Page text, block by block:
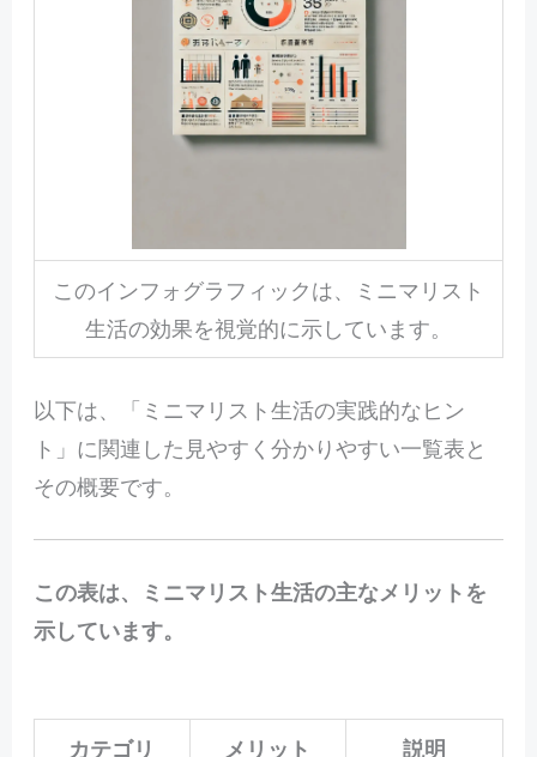
このインフォグラフィックは、ミニマリスト
生活の効果を視覚的に示しています。
以下は、「ミニマリスト生活の実践的なヒン
ト」に関連した見やすく分かりやすい一覧表と
その概要です。
この表は、ミニマリスト生活の主なメリットを
示しています。
カテゴリ メリット 説明